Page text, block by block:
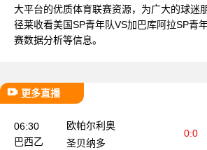
大平台的优质体育联赛资源，为广大的球迷
径莱收看美国SP青年队VS加巴库阿拉SP青
赛数据分析等信息。
更多直播
06:30
巴西乙
欧帕尔利奥
0:0
圣贝纳多